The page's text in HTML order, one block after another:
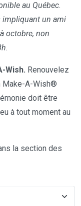
au Québec.
impliquant un ami
octobre, non
Wish. Renouvelez
Make-A-Wish®
doit être
à tout moment au
la section des